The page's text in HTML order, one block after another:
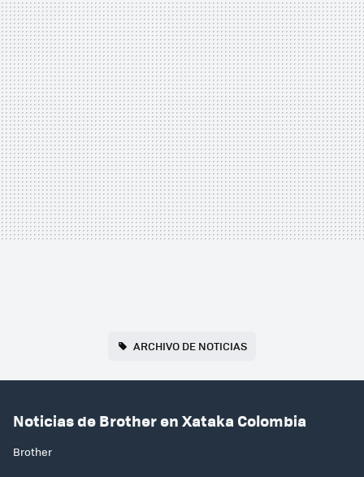
ARCHIVO DE NOTICIAS
Noticias de Brother en Xataka Colombia
Brother